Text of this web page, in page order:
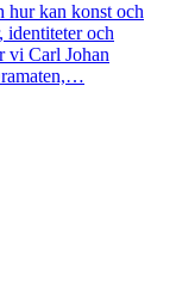
hur kan konst och
identiteter och
vi Carl Johan